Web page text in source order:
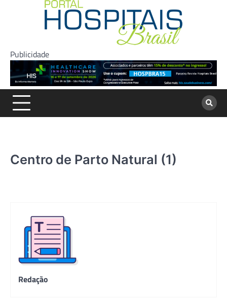
Publicidade
Centro de Parto Natural (1)
Redação